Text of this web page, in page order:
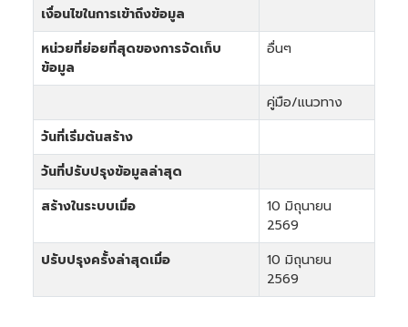
เงื่อนไขในการเข้าถึงข้อมูล
หน่วยที่ย่อยที่สุดของการจัดเก็บ
ข้อมูล
อื่นๆ
คู่มือ/แนวทาง
วันที่เริ่มต้นสร้าง
วันที่ปรับปรุงข้อมูลล่าสุด
สร้างในระบบเมื่อ
10 มิถุนายน
2569
ปรับปรุงครั้งล่าสุดเมื่อ
10 มิถุนายน
2569